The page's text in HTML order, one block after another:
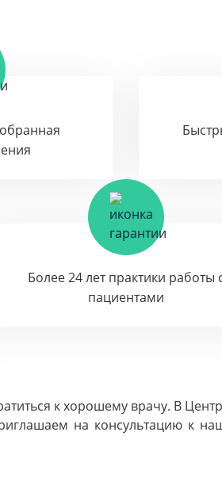
Более 24 лет практики работы
пациентами
к хорошему врачу. В
на консультацию к